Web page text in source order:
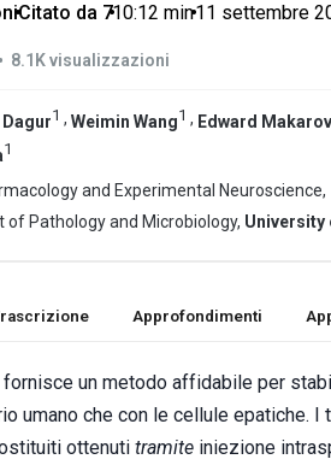
•Citato da 7•10:12 min•11 settembre
• 8.1K visualizzazioni
1 , Weimin Wang1 , Edward Makarov
1
and Experimental Neuroscience,
of Pathology and Microbiology, University
Approfondimenti
un metodo affidabile per
umano che con le cellule epatiche.
ottenuti tramite iniezione